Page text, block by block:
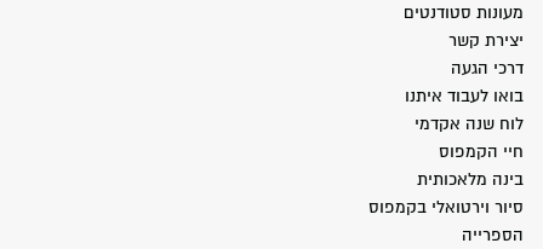
מעונות סטודנטים
יצירת קשר
דרכי הגעה
בואו לעבוד איתנו
לוח שנה אקדמי
חיי הקמפוס
בינה מלאכותית
סיור וירטואלי בקמפוס
הספרייה